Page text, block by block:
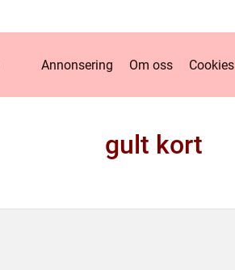
Annonsering Om oss Cookies
gult kort